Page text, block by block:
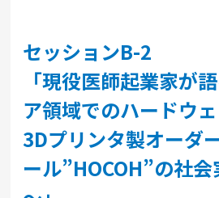
セッションB-2
「現役医師起業家が
ア領域でのハードウ
3Dプリンタ製オーダ
ール”HOCOH”の社